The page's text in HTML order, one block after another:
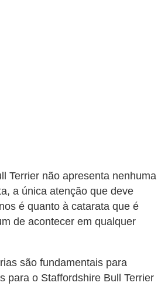
Terrier não apresenta nenhuma
a única atenção que deve
é quanto à catarata que é
de acontecer em qualquer
são fundamentais para
para o Staffordshire Bull Terrier